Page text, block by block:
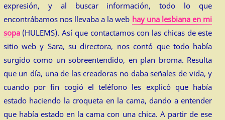
expresión, y al buscar información, todo lo que
encontrábamos nos llevaba a la web hay una lesbiana en mi
sopa(HULEMS). Así que contactamos con las chicas de este
sitio web y Sara, su directora, nos contó que todo había
surgido como un sobreentendido, en plan broma. Resulta
que un día, una de las creadoras no daba señales de vida, y
cuando por fin cogió el teléfono les explicó que había
estado haciendo la croqueta en la cama, dando a entender
que había estado en la cama con una chica. A partir de ese